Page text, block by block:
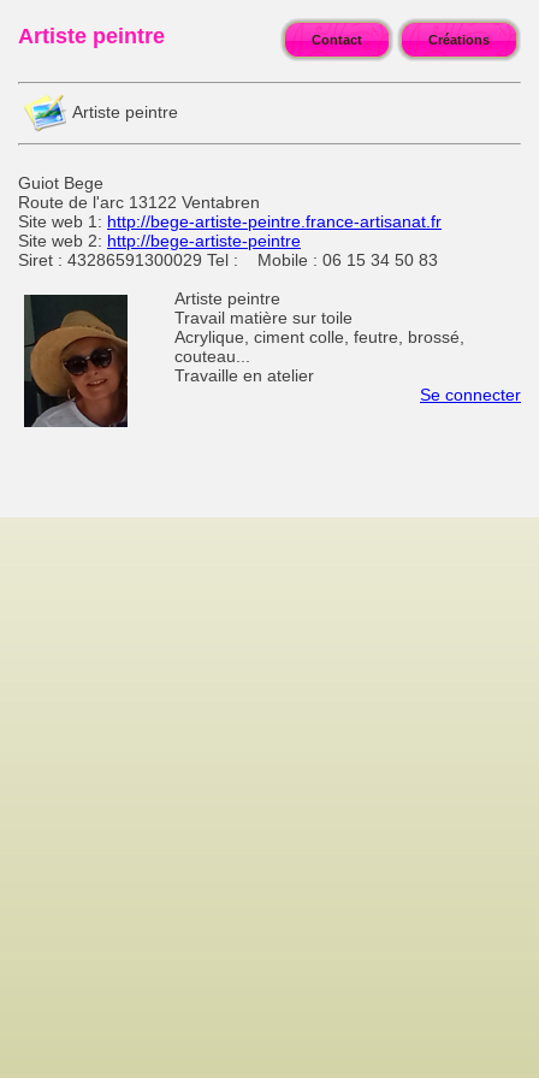
Artiste peintre Contact Créations
Artiste peintre
Guiot Bege
Route de l'arc 13122 Ventabren
Site web 1: http://bege-artiste-peintre.france-artisanat.fr
Site web 2: http://bege-artiste-peintre
Siret : 43286591300029 Tel : Mobile : 06 15 34 50 83
Artiste peintre
Travail matière sur toile
Acrylique, ciment colle, feutre, brossé,
couteau...
Travaille en atelier
Se connecter